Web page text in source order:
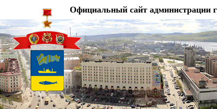
Официальный сайт администрации